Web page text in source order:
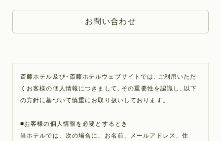
お問い合わせ
斎藤ホテル及び・斎藤ホテルウェブサイトでは 、ご利用いただ
くお客様の個人情報につきまして 、その重要性を認識し 、以下
の方針に基づいて慎重にお取り扱いしております。
■お客様の個人情報を必要とするとき
当ホテルでは、次の場合に、お名前、メールアドレス、住